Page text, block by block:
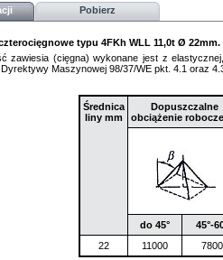
Pobierz
typu 4FKh WLL 11,0t Ø 22mm.
zawiesia (cięgna) wykonane jest z
Maszynowej 98/37/WE pkt. 4.1 oraz
Średnica
liny mm
Dopuszczalne
obciążenie
do 45°
45°-
22
11000 7800